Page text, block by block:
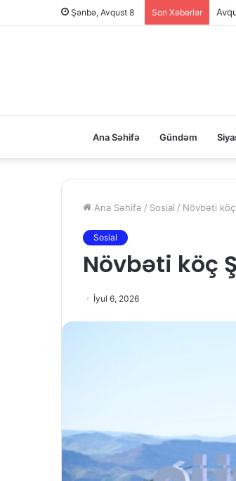
Şənbə, Avqust 8 Son Xəbərlər
Ana Səhifə Gündəm
Ana Səhifə / Sosial / Növbəti
Sosial
Növbəti köç
İyul 6, 2026